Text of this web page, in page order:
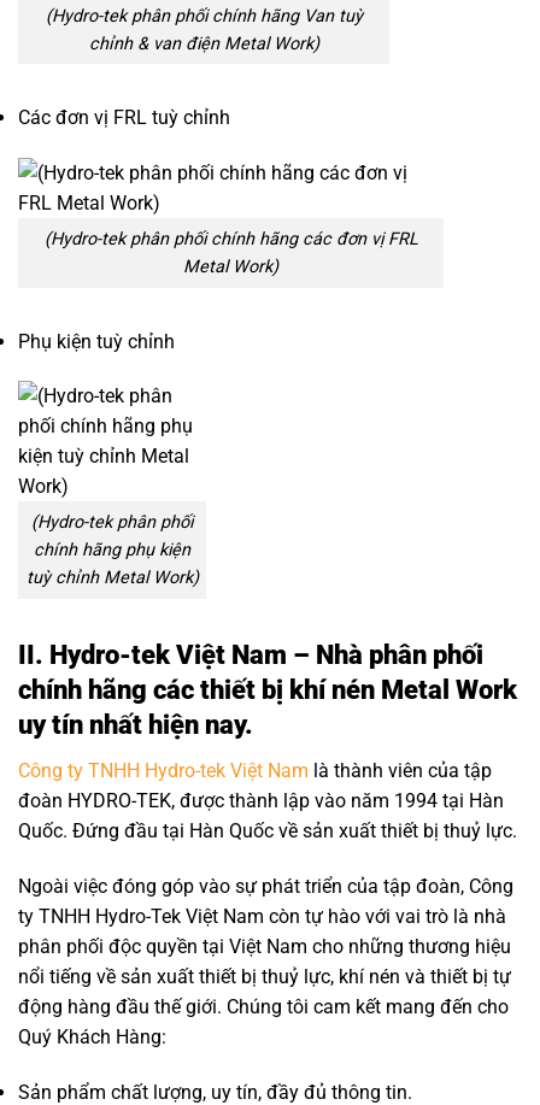
(Hydro-tek phân phối chính hãng Van tuỳ
chỉnh & van điện Metal Work)
Các đơn vị FRL tuỳ chỉnh
(Hydro-tek phân phối chính hãng các đơn vị FRL
Metal Work)
Phụ kiện tuỳ chỉnh
(Hydro-tek phân phối
chính hãng phụ kiện
tuỳ chỉnh Metal Work)
II. Hydro-tek Việt Nam – Nhà phân phối
chính hãng cácthiết bị khí nén Metal Work
uy tín nhất hiện nay.
Công ty TNHH Hydro-tek Việt Nam là thành viên của tập
đoàn HYDRO-TEK, được thành lập vào năm 1994 tại Hàn
Quốc. Đứng đầu tại Hàn Quốc về sản xuất thiết bị thuỷ lực.
Ngoài việc đóng góp vào sự phát triển của tập đoàn, Công
ty TNHH Hydro-Tek Việt Nam còn tự hào với vai trò là nhà
phân phối độc quyền tại Việt Nam cho những thương hiệu
nổi tiếng về sản xuất thiết bị thuỷ lực, khí nén và thiết bị tự
động hàng đầu thế giới. Chúng tôi cam kết mang đến cho
Quý Khách Hàng:
Sản phẩm chất lượng, uy tín, đầy đủ thông tin.